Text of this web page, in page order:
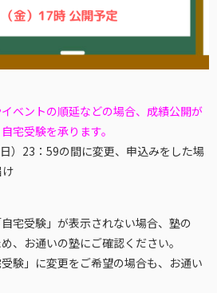
ベントの順延などの場合、成績公開が
宅受験を承ります。
）23：59の間に変更、申込みをした場
宅受験」が表示されない場合、塾の
、お通いの塾にご確認ください。
験」に変更をご希望の場合も、お通い